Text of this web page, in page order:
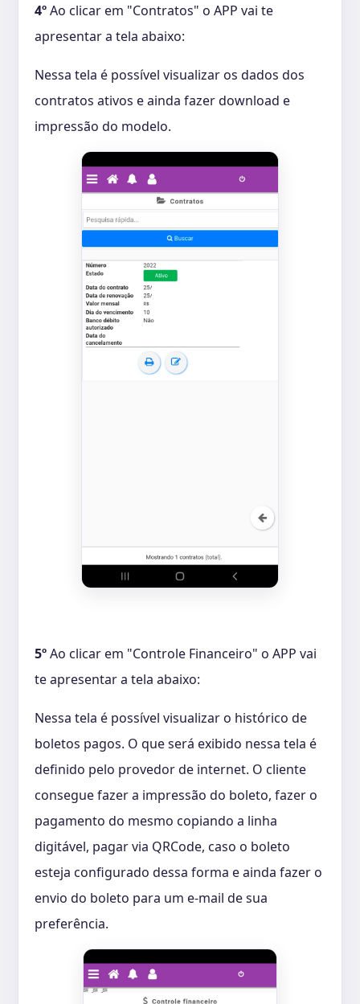
4ºAo clicar em "Contratos" o APP vai te
apresentar a tela abaixo:
Nessa tela é possível visualizar os dados dos
contratos ativos e ainda fazer download e
impressão do modelo.
5ºAo clicar em "Controle Financeiro" o APP vai
te apresentar a tela abaixo:
Nessa tela é possível visualizar o histórico de
boletos pagos. O que será exibido nessa tela é
definido pelo provedor de internet. O cliente
consegue fazer a impressão do boleto, fazer o
pagamento do mesmo copiando a linha
digitável, pagar via QRCode, caso o boleto
esteja configurado dessa forma e ainda fazer o
envio do boleto para um e-mail de sua
preferência.